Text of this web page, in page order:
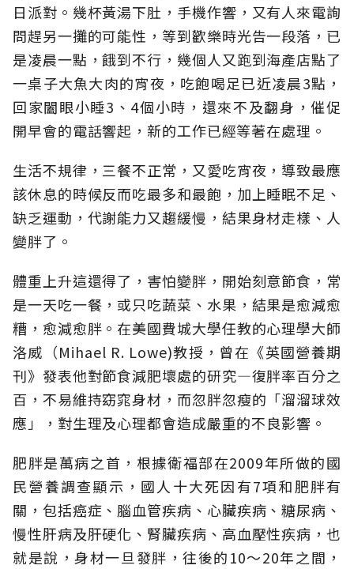
日派對。幾杯黃湯下肚，手機作響，又有人來電詢
問趕另一攤的可能性，等到歡樂時光告一段落，已
是凌晨一點，餓到不行，幾個人又跑到海產店點了
一桌子大魚大肉的宵夜，吃飽喝足已近凌晨3點，
回家闔眼小睡3、4個小時，還來不及翻身，催促
開早會的電話響起，新的工作已經等著在處理。
生活不規律，三餐不正常，又愛吃宵夜，導致最應
該休息的時候反而吃最多和最飽，加上睡眠不足、
缺乏運動，代謝能力又趨緩慢，結果身材走樣、人
變胖了。
體重上升這還得了，害怕變胖，開始刻意節食，常
是一天吃一餐，或只吃蔬菜、水果，結果是愈減愈
糟，愈減愈胖。在美國費城大學任教的心理學大師
洛威（Mihael R. Lowe)教授，曾在《英國營養期
刊》發表他對節食減肥壞處的研究—復胖率百分之
百，不易維持窈窕身材，而忽胖忽瘦的「溜溜球效
應」，對生理及心理都會造成嚴重的不良影響。
肥胖是萬病之首，根據衛福部在2009年所做的國
民營養調查顯示，國人十大死因有7項和肥胖有
關，包括癌症、腦血管疾病、心臟疾病、糖尿病、
慢性肝病及肝硬化、腎臟疾病、高血壓性疾病，也
就是說，身材一旦發胖，往後的10～20年之間，